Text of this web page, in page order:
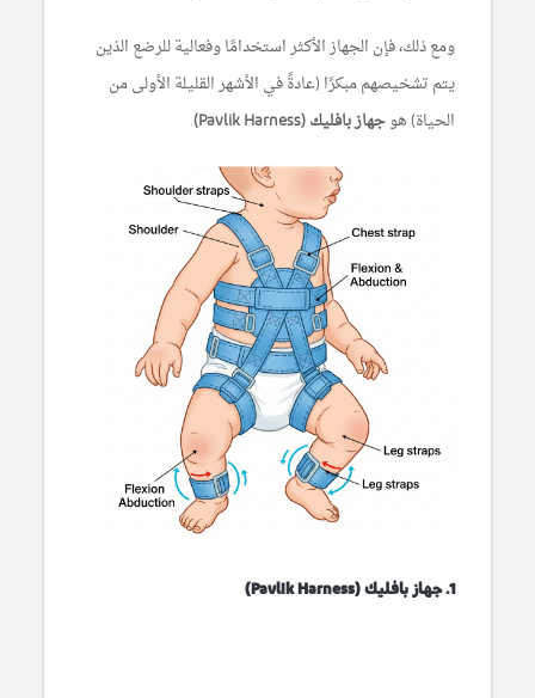
ومع ذلك، فإن الجهاز الأكثر استخدامًا وفعالية للرضع الذين
يتم تشخيصهم مبكرًا (عادةً في الأشهر القليلة الأولى من
الحياة) هوجهاز بافليك (Pavlik Harness) .
1. جهاز بافليك (Pavlik Harness)